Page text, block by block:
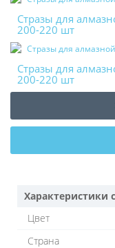
Стразы для
200-220 шт
Стразы для
200-220 шт
Характеристики
Цвет
Страна